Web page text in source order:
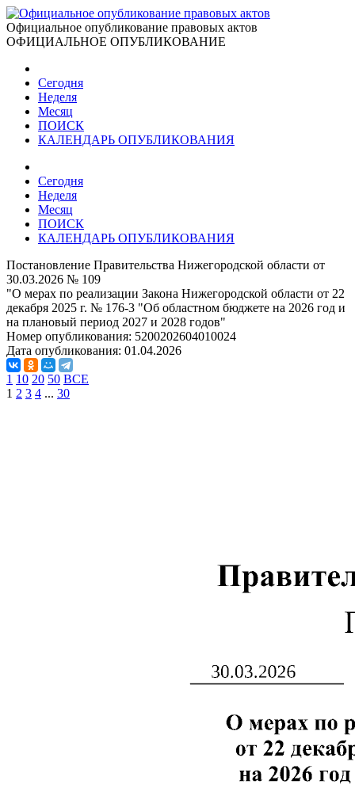
Официальное опубликование правовых актов
ОФИЦИАЛЬНОЕ ОПУБЛИКОВАНИЕ
Сегодня
Неделя
Месяц
ПОИСК
КАЛЕНДАРЬ ОПУБЛИКОВАНИЯ
Сегодня
Неделя
Месяц
ПОИСК
КАЛЕНДАРЬ ОПУБЛИКОВАНИЯ
Постановление Правительства Нижегородской области от
30.03.2026 № 109
"О мерах по реализации Закона Нижегородской области от 22
декабря 2025 г. № 176-3 "Об областном бюджете на 2026 год и
на плановый период 2027 и 2028 годов"
Номер опубликования: 5200202604010024
Дата опубликования: 01.04.2026
1 10 20 50 ВСЕ
1 2 3 4 ... 30